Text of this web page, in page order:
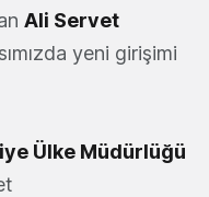
Ali Servet
yeni girişimi
Ülke Müdürlüğü